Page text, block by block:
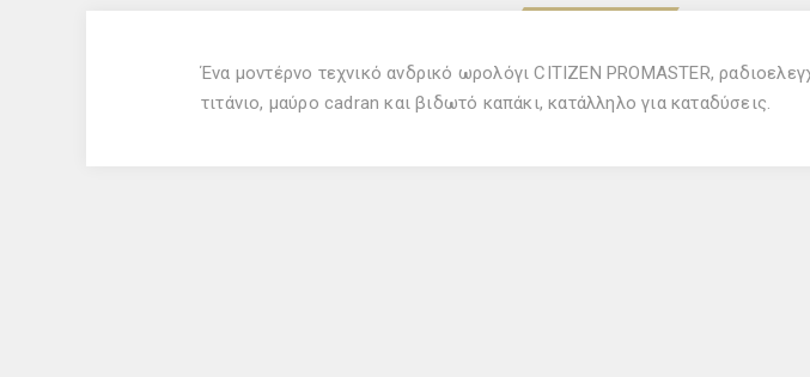
Ένα μοντέρνο τεχνικό ανδρικό ωρολόγι CITIZEN PROMASTER,
τιτάνιο, μαύρο cadran και βιδωτό καπάκι, κατάλληλο για καταδύσεις.